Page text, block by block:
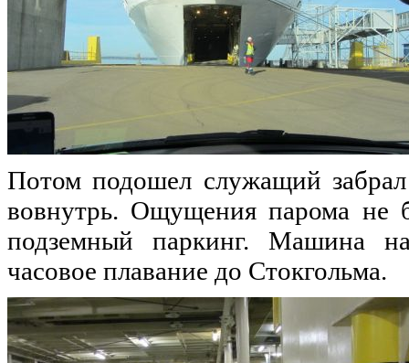
Потом подошел служащий
вовнутрь. Ощущения парома не
подземный паркинг. Машина
часовое плавание до Стокгольма.